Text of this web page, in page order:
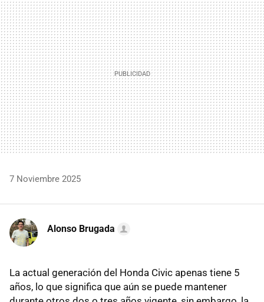
MAIL
7 Noviembre 2025
Alonso Brugada
La actual generación del Honda Civic apenas tiene 5
años, lo que significa que aún se puede mantener